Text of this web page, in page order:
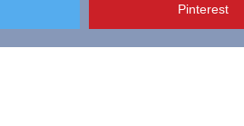
Pinterest